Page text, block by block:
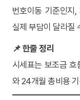
번호이동 기준인지
실제 부담이 달라질
📌 한줄 정리
시세표는 보조금
와 24개월 총비용